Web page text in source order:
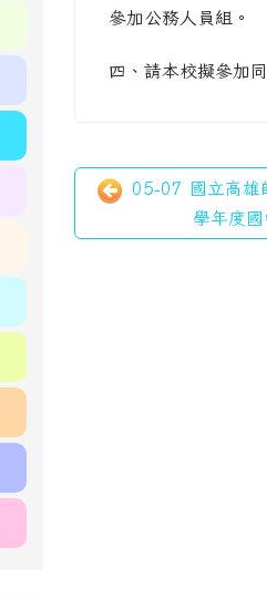
參加公務人員組。
四、請本校擬參加
05-07 國立高雄
學年度國